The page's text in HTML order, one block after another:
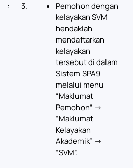
: 3.
Pemohon dengan
kelayakan SVM
hendaklah
mendaftarkan
kelayakan
tersebut di dalam
Sistem SPA9
melalui menu
“Maklumat
Pemohon” ->
“Maklumat
Kelayakan
Akademik” ->
“SVM”.